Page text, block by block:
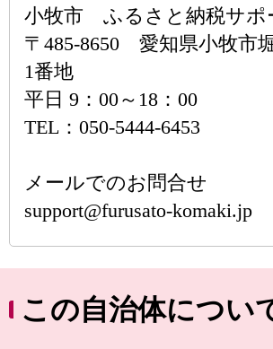
小牧市 ふるさと納税サポ
〒485-8650 愛知県小牧市
1番地
平日 9：00～18：00
TEL：050-5444-6453
メールでのお問合せ
support@furusato-komaki.jp
この自治体につい